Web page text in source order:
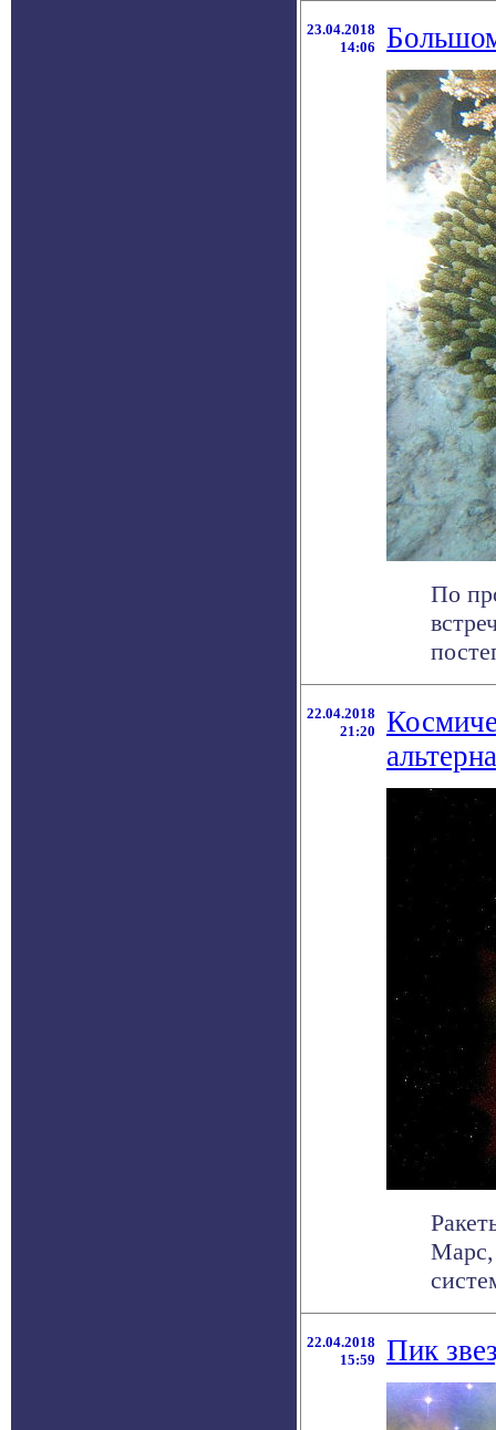
23.04.2018
14:06
По
22.04.2018
21:20
Марс,
22.04.2018
15:59
Пик